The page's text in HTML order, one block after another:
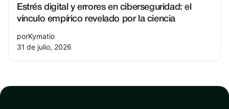
Estrés digital y errores en ciberseguridad: el
vínculo empírico revelado por la ciencia
porKymatio
31 de julio, 2026